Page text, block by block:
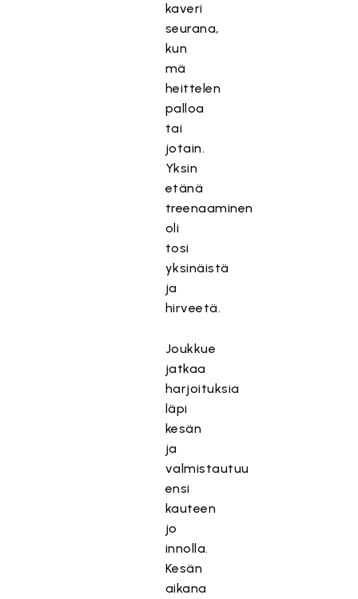
kaveri
seurana,
kun
mä
heittelen
palloa
tai
jotain.
Yksin
etänä
treenaaminen
oli
tosi
yksinäistä
ja
hirveetä.
Joukkue
jatkaa
harjoituksia
läpi
kesän
ja
valmistautuu
ensi
kauteen
jo
innolla.
Kesän
aikana